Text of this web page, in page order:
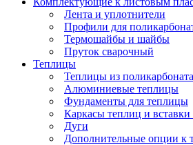
Лента и уплотнители
Профили для
Термошайбы и шайбы
Пруток сварочный
Теплицы
Теплицы из поликарбоната
Алюминиевые теплицы
Фундаменты для теплицы
Каркасы теплиц и
Дуги
Дополнительные опции к